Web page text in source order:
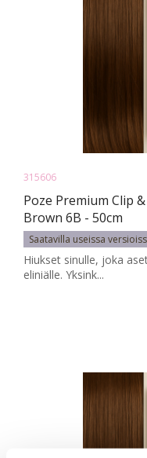
315606
Poze Premium Clip
Brown 6B - 50cm
Saatavilla useissa
Hiukset sinulle, joka
eliniälle. Yksink...